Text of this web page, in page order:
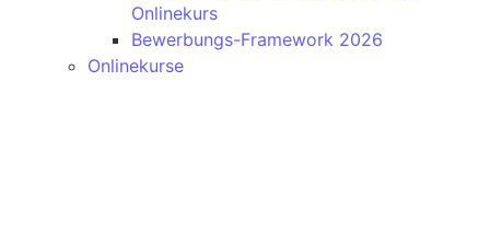
Onlinekurs
Bewerbungs-Framework 2026
Onlinekurse